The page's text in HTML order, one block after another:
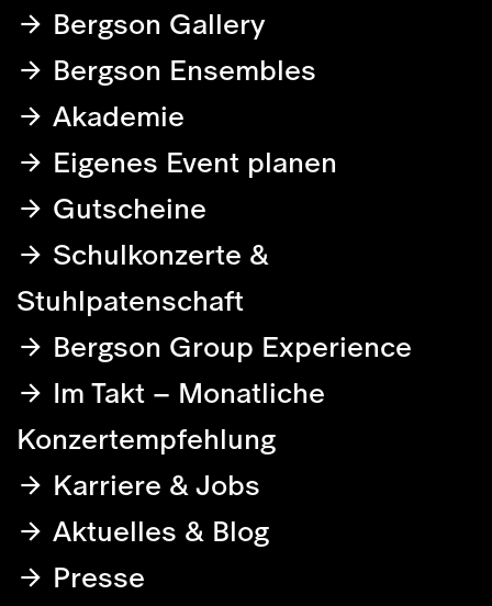
Bergson Gallery
Bergson Ensembles
Akademie
Eigenes Event planen
Gutscheine
Schulkonzerte &
Stuhlpatenschaft
Bergson Group Experience
Im Takt – Monatliche
Konzertempfehlung
Karriere & Jobs
Aktuelles & Blog
Presse